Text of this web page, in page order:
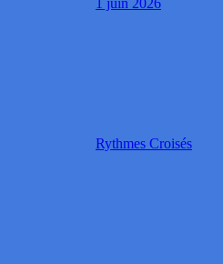
1 juin 2026
Rythmes Croisés